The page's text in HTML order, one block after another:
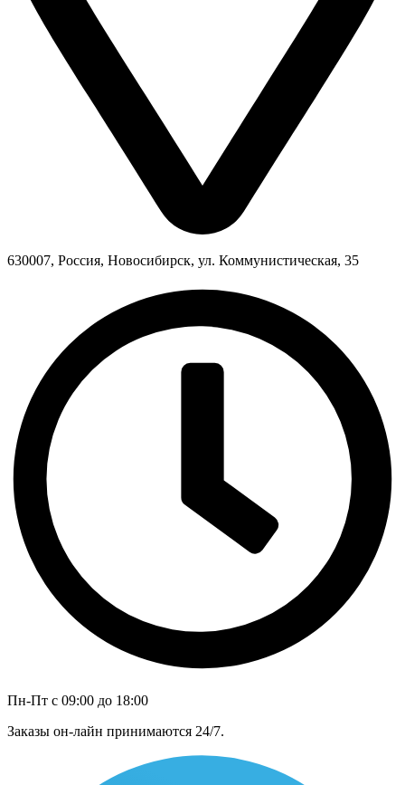
630007, Россия, Новосибирск, ул. Коммунистическая, 35
Пн-Пт с 09:00 до 18:00
Заказы он-лайн принимаются 24/7.